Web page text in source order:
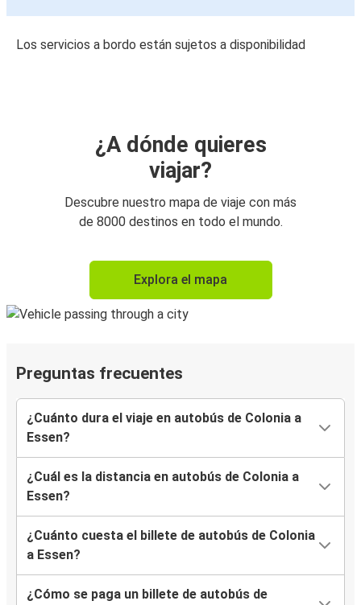
Los servicios a bordo están sujetos a disponibilidad
¿A dónde quieres
viajar?
Descubre nuestro mapa de viaje con más
de 8000 destinos en todo el mundo.
Explora el mapa
Preguntas frecuentes
¿Cuánto dura el viaje en autobús de Colonia a
Essen?
¿Cuál es la distancia en autobús de Colonia a
Essen?
¿Cuánto cuesta el billete de autobús de Colonia
a Essen?
¿Cómo se paga un billete de autobús de